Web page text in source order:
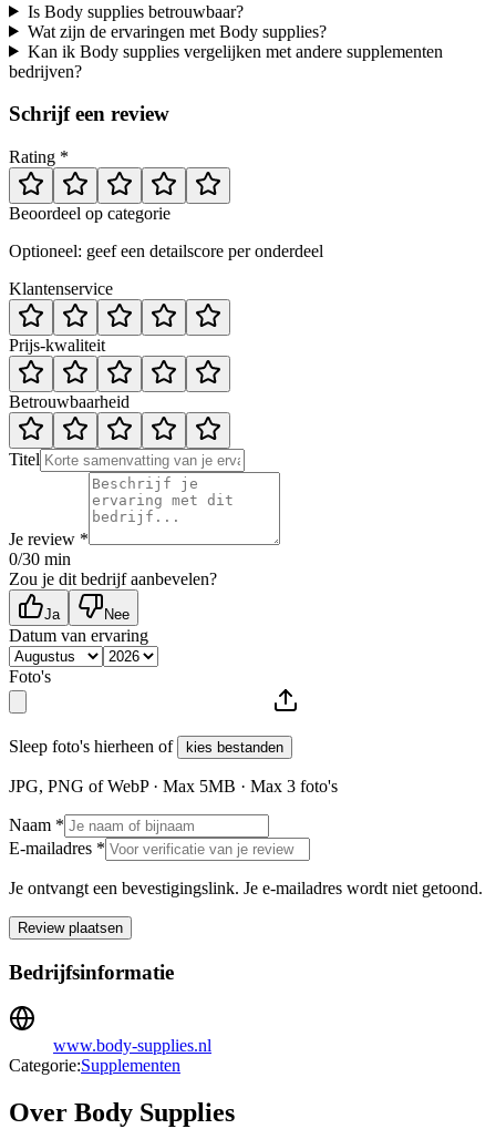
Is Body supplies betrouwbaar?
Wat zijn de ervaringen met Body supplies?
Kan ik Body supplies vergelijken met andere supplementen
bedrijven?
Schrijf een review
Rating *
Beoordeel op categorie
Optioneel: geef een detailscore per onderdeel
Klantenservice
Prijs-kwaliteit
Betrouwbaarheid
Titel
Je review *
0/30 min
Zou je dit bedrijf aanbevelen?
Ja Nee
Datum van ervaring
Foto's
Sleep foto's hierheen of kies bestanden
JPG, PNG of WebP · Max 5MB · Max 3 foto's
Naam *
E-mailadres *
Je ontvangt een bevestigingslink. Je e-mailadres wordt niet getoond.
Review plaatsen
Bedrijfsinformatie
www.body-supplies.nl
Categorie:Supplementen
Over Body Supplies